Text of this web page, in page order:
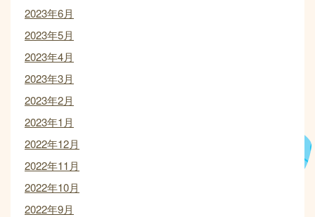
2023年6月
2023年5月
2023年4月
2023年3月
2023年2月
2023年1月
2022年12月
2022年11月
2022年10月
2022年9月